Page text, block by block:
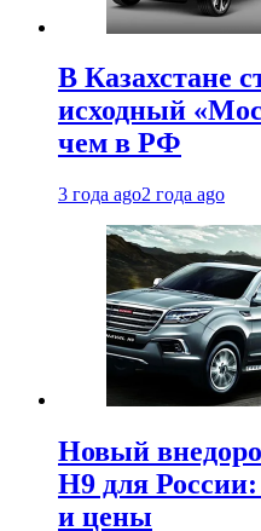
В Казахстане
исходный
чем в РФ
3 года ago2 года ago
Новый
H9 для
и цены